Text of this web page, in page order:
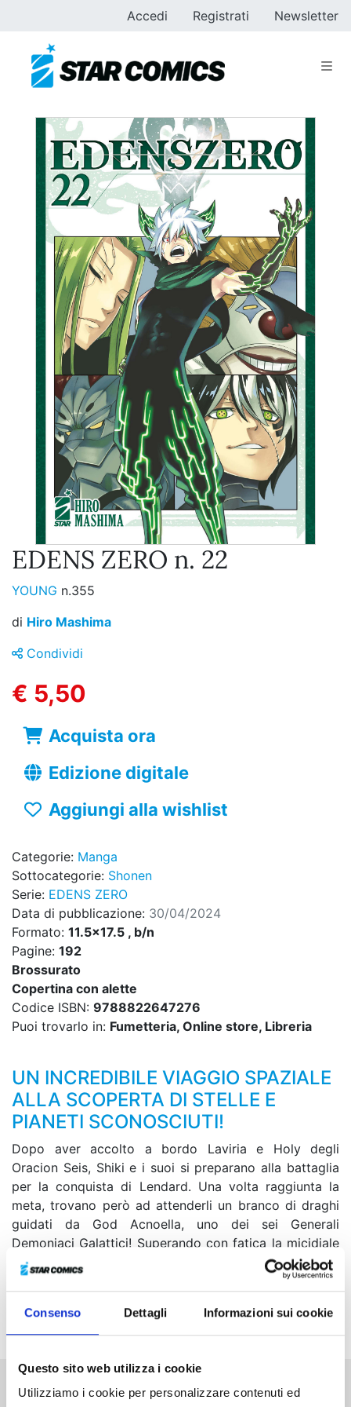
Consenso Dettagli Informazioni sui cookie
Questo sito web utilizza i cookie
Utilizziamo i cookie per personalizzare contenuti ed
Accedi Registrati Newsletter
EDENS ZERO n. 22
YOUNG n.355
di Hiro Mashima
Condividi
€ 5,50
Acquista ora
Edizione digitale
Aggiungi alla wishlist
Categorie: Manga
Sottocategorie: Shonen
Serie: EDENS ZERO
Data di pubblicazione: 30/04/2024
Formato: 11.5x17.5 , b/n
Pagine: 192
Brossurato
Copertina con alette
Codice ISBN: 9788822647276
Puoi trovarlo in: Fumetteria, Online store, Libreria
UN INCREDIBILE VIAGGIO SPAZIALE
ALLA SCOPERTA DI STELLE E
PIANETI SCONOSCIUTI!
Dopo aver accolto a bordo Laviria e Holy degli
Oracion Seis, Shiki e i suoi si preparano alla battaglia
per la conquista di Lendard. Una volta raggiunta la
meta, trovano però ad attenderli un branco di draghi
guidati da God Acnoella, uno dei sei Generali
Demoniaci Galattici! Superando con fatica la micidiale
linea di difesa, Elsie sbarca sul pianeta e incrocia le
armi direttamente con Ziggy. Nel frattempo anche
superficie...